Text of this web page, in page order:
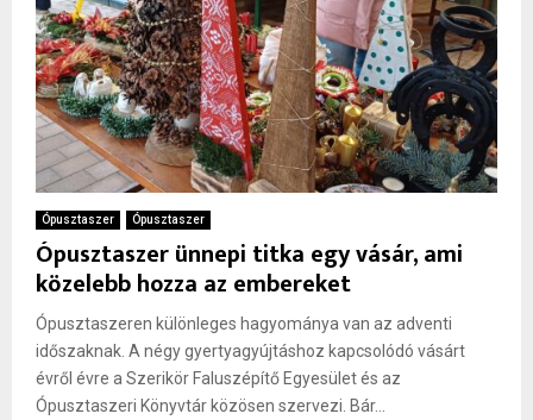
Ópusztaszer Ópusztaszer
Ópusztaszer ünnepi titka egy vásár, ami
közelebb hozza az embereket
Ópusztaszeren különleges hagyománya van az adventi
időszaknak. A négy gyertyagyújtáshoz kapcsolódó vásárt
évről évre a Szerikör Faluszépítő Egyesület és az
Ópusztaszeri Könyvtár közösen szervezi. Bár...